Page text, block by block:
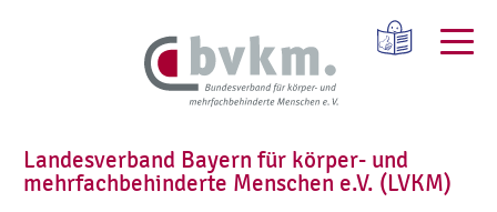
Landesverband Bayern für körper- und
mehrfachbehinderte Menschen e.V. (LVKM)